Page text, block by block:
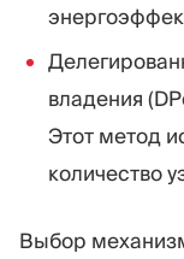
владения
Этот метод
количество
Выбор